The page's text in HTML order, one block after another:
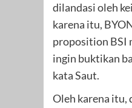
dilandasi oleh
karena itu,
proposition BSI
ingin buktikan
kata Saut.
Oleh karena itu,